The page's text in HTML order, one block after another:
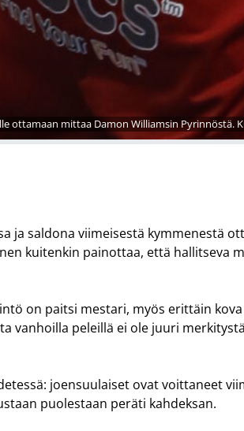
ottamaan mittaa Damon Williamsin Pyrinnöstä.
ja saldona viimeisestä kymmenestä
kuitenkin painottaa, että hallitseva
on paitsi mestari, myös erittäin
vanhoilla peleillä ei ole juuri
joensuulaiset ovat voittaneet
puolestaan peräti kahdeksan.